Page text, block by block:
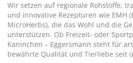
Wir setzen auf regionale Rohstoffe,
und innovative Rezepturen wie EMH
MicroHerbs), die das Wohl und die
unterstützen. Ob Freizeit- oder
Kaninchen – Eggersmann steht für
bewährte Qualität und Tierliebe seit